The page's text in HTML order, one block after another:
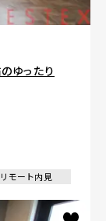
ゆったり
リモート内見